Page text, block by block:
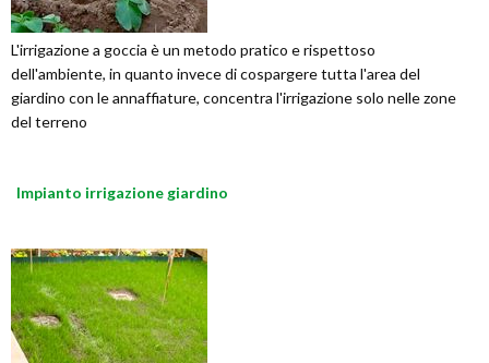
L'irrigazione a goccia è un metodo pratico e rispettoso
dell'ambiente, in quanto invece di cospargere tutta l'area del
giardino con le annaffiature, concentra l'irrigazione solo nelle zone
del terreno
Impianto irrigazione giardino